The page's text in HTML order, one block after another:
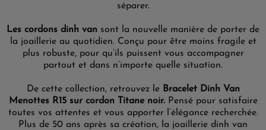
séparer.
Les cordons dinh van sont la nouvelle manière de porter de
la joaillerie au quotidien. Conçu pour être moins fragile et
plus robuste, pour qu’ils puissent vous accompagner
partout et dans n’importe quelle situation.
De cette collection, retrouvez leBracelet Dinh Van
Menottes R15 sur cordon Titane noir.Pensé pour satisfaire
toutes vos attentes et vous apporter l’élégance recherchée.
Plus de 50 ans après sa création, la joaillerie dinh van